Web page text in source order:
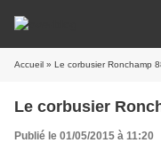
Accueil » Le corbusier Ronchamp
Le corbusier
Publié le 01/05/2015 à 11:20